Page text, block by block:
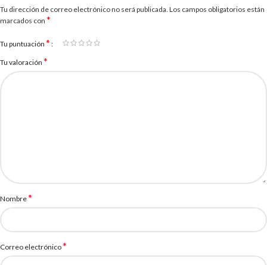
Tu dirección de correo electrónico no será publicada. Los campos obligatorios están
marcados con *
Tu puntuación *
Tu valoración *
Nombre*
Correo electrónico*